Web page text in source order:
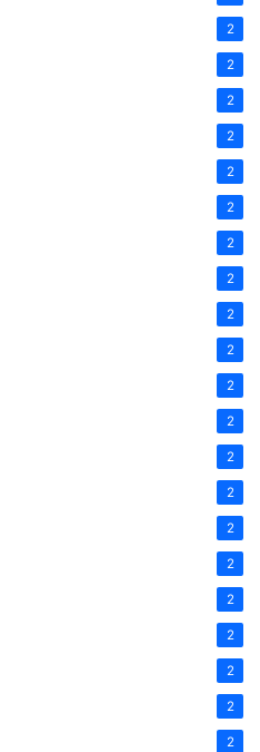
2
2
2
2
2
2
2
2
2
2
2
2
2
2
2
2
2
2
2
2
2